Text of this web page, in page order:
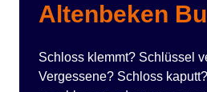
Altenbeken
Schloss klemmt? Schlüssel
Vergessene? Schloss